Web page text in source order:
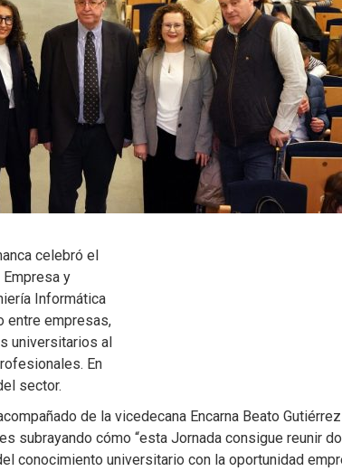
celebró el
y
Informática
entre empresas,
universitarios al
En
sector.
de la vicedecana Encarna Beato
subrayando cómo “esta Jornada consigue reunir
conocimiento universitario con la oportunidad